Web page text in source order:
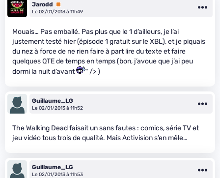
Jarodd
Premium
Le 02/01/2013 à 11h49
Mouais… Pas emballé. Pas plus que le 1 d’ailleurs, je l’ai
justement testé hier (épisode 1 gratuit sur le XBL), et je piquais
du nez à force de ne rien faire à part lire du texte et faire
quelques QTE de temps en temps (bon, j’avoue que j’ai peu
dormi la nuit d’avant
" /> )
Guillaume_LG
Le 02/01/2013 à 11h52
The Walking Dead faisait un sans fautes : comics, série TV et
jeu vidéo tous trois de qualité. Mais Activision s’en mêle…
Guillaume_LG
Le 02/01/2013 à 11h53